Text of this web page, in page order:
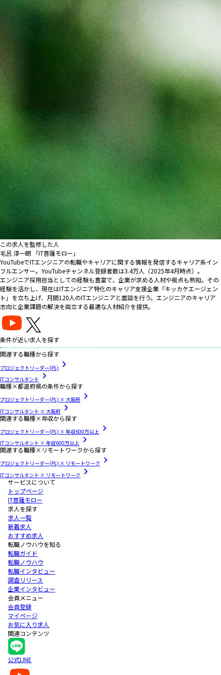
この求人を監修した人
毛呂 淳一朗 「IT菩薩モロー」
YouTubeでITエンジニアの転職やキャリアに関する情報を発信するキャリア系イン
フルエンサー。YouTubeチャンネル登録者数は3.4万人（2025年4月時点）。
エンジニア採用担当としての経験も豊富で、企業が求める人材や視点も熟知。その
経験を活かし、現在はITエンジニア特化のキャリア支援企業「キッカケエージェン
ト」を立ち上げ、月間120人のITエンジニアと面談を行う。エンジニアのキャリア
志向と企業課題の解決を両立する最適な人材紹介を提供。
条件が近い求人を探す
関連する職種から探す
プロジェクトリーダー(PL)
ITコンサルタント
職種×都道府県の条件から探す
プロジェクトリーダー(PL) × 大阪府
ITコンサルタント × 大阪府
関連する職種×年収から探す
プロジェクトリーダー(PL) × 年収600万以上
ITコンサルタント × 年収600万以上
関連する職種×リモートワークから探す
プロジェクトリーダー(PL) × リモートワーク
ITコンサルタント × リモートワーク
サービスについて
トップページ
IT菩薩モロー
求人を探す
求人一覧
新着求人
おすすめ求人
転職ノウハウを知る
転職ガイド
転職ノウハウ
転職インタビュー
調査リリース
企業インタビュー
会員メニュー
会員登録
マイページ
お気に入り求人
関連コンテンツ
公式LINE